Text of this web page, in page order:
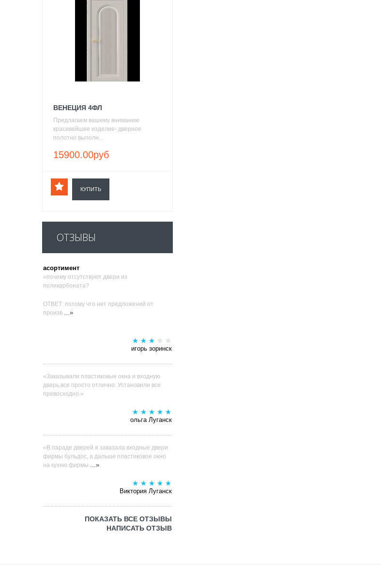
ВЕНЕЦИЯ 4ФЛ
Предлагаем вашему вниманию
красивейшее изделие- дверное
полотно выполн...
15900.00руб
КУПИТЬ
ОТЗЫВЫ
асортимент
«почему отсутствуют двери из
поликарбоната?
ОТВЕТ: потому что нет предложений от
произв
...»
игорь зоринск
«Заказывали пластиковые окна и входную
дверь,все просто отлично. Установили все
превосходно.»
ольга Луганск
«В параде дверей я заказала входные двери
фирмы бульдос, а дальше пластиковое окно
на кухню фирмы
...»
Виктория Луганск
ПОКАЗАТЬ ВСЕ ОТЗЫВЫ
НАПИСАТЬ ОТЗЫВ